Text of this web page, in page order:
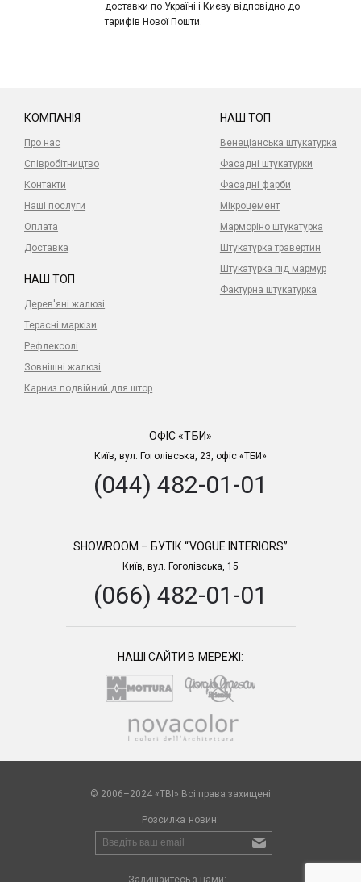
доставки по Україні і Києву відповідно до
тарифів Нової Пошти.
КОМПАНІЯ
Про нас
Співробітництво
Контакти
Наші послуги
Оплата
Доставка
НАШ ТОП
Венеціанська штукатурка
Фасадні штукатурки
Фасадні фарби
Мікроцемент
Марморіно штукатурка
Штукатурка травертин
Штукатурка під мармур
Фактурна штукатурка
НАШ ТОП
Дерев'яні жалюзі
Терасні маркізи
Рефлексолі
Зовнішні жалюзі
Карниз подвійний для штор
ОФІС «ТБИ»
Київ, вул. Гоголівська, 23, офіс «ТБИ»
(044) 482-01-01
SHOWROOM – БУТІК “VOGUE INTERIORS”
Київ, вул. Гоголівська, 15
(066) 482-01-01
НАШІ САЙТИ В МЕРЕЖІ:
© 2006–2024 «TBI» Всі права захищені
Розсилка новин: